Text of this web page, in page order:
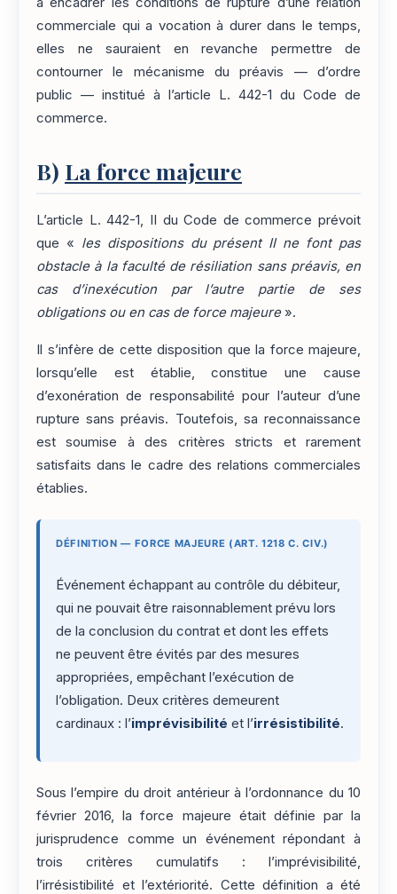
commerciale qui a vocation à durer dans le temps,
elles ne sauraient en revanche permettre de
contourner le mécanisme du préavis — d’ordre
public — institué à l’article L. 442-1 du Code de
commerce.
B) La force majeure
L’article L. 442-1, II du Code de commerce prévoit
que « les dispositions du présent II ne font pas
obstacle à la faculté de résiliation sans préavis, en
cas d’inexécution par l’autre partie de ses
obligations ou en cas de force majeure».
Il s’infère de cette disposition que la force majeure,
lorsqu’elle est établie, constitue une cause
d’exonération de responsabilité pour l’auteur d’une
rupture sans préavis. Toutefois, sa reconnaissance
est soumise à des critères stricts et rarement
satisfaits dans le cadre des relations commerciales
établies.
DÉFINITION — FORCE MAJEURE (ART. 1218 C. CIV.)
Événement échappant au contrôle du débiteur,
qui ne pouvait être raisonnablement prévu lors
de la conclusion du contrat et dont les effets
ne peuvent être évités par des mesures
appropriées, empêchant l’exécution de
l’obligation. Deux critères demeurent
cardinaux : l’imprévisibilité et l’irrésistibilité.
Sous l’empire du droit antérieur à l’ordonnance du 10
février 2016, la force majeure était définie par la
jurisprudence comme un événement répondant à
trois critères cumulatifs : l’imprévisibilité,
l’irrésistibilité et l’extériorité. Cette définition a été